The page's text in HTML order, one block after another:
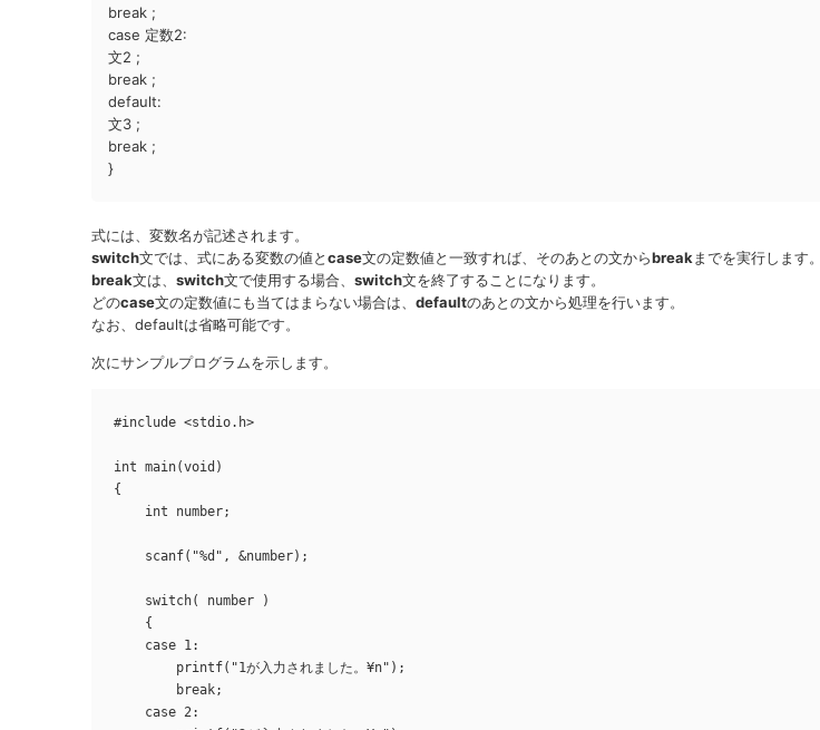
break ;
case 定数2:
文2 ;
break ;
default:
文3 ;
break ;
}
式には、変数名が記述されます。
switch文では、式にある変数の値とcase文の定数値と一致すれば、そのあとの文からbreak までを実行します。
break文は、 switch文で使用する場合、 switch文を終了することになります。
どのcase文の定数値にも当てはまらない場合は、 defaultのあとの文から処理を行います。
なお、defaultは省略可能です。
次にサンプルプログラムを示します。
#include <stdio.h>
int main(void)
{
    int number;
    scanf("%d", &number);
    switch( number )
    {
    case 1:
        printf("1が入力されました。¥n");
        break;
    case 2: